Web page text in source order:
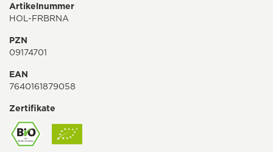
Artikelnummer
HOL-FRBRNA
PZN
09174701
EAN
7640161879058
Zertifikate